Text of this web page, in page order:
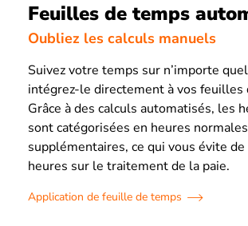
Feuilles de temps
Oubliez les calculs manuels
Suivez votre temps sur n’importe
intégrez-le directement à vos feuilles
Grâce à des calculs automatisés, les
sont catégorisées en heures
supplémentaires, ce qui vous évite de
heures sur le traitement de la paie.
Application de feuille de temps